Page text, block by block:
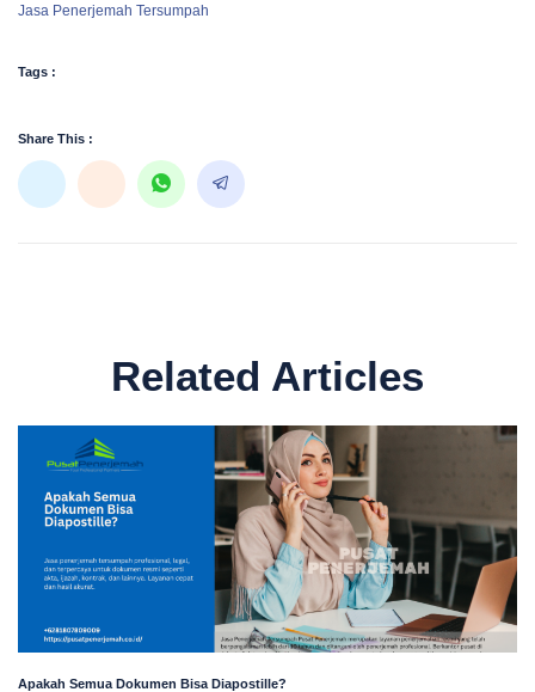
Jasa Penerjemah Tersumpah
Tags :
Share This :
Related Articles
Apakah Semua Dokumen Bisa Diapostille?